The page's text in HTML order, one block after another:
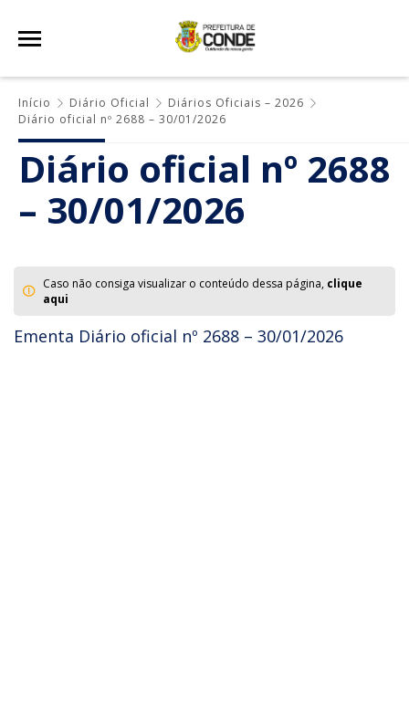
Início Diário Oficial
Diários Oficiais – 2026
Diário oficial nº 2688 – 30/01/2026
Diário oficial nº 2688
– 30/01/2026
Caso não consiga visualizar o conteúdo dessa página, clique
aqui
Ementa Diário oficial nº 2688 – 30/01/2026